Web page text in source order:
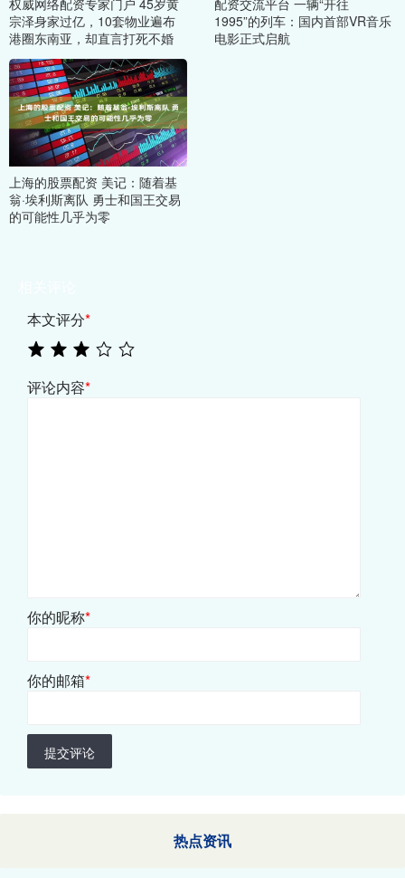
宗泽身家过亿，10套物业遍布
港圈东南亚，却直言打死不婚
1995”的列车：国内首部VR音乐
电影正式启航
上海的股票配资 美记：随着基
翁·埃利斯离队 勇士和国王交易
的可能性几乎为零
本文评分*
评论内容*
你的昵称*
你的邮箱*
提交评论
热点资讯